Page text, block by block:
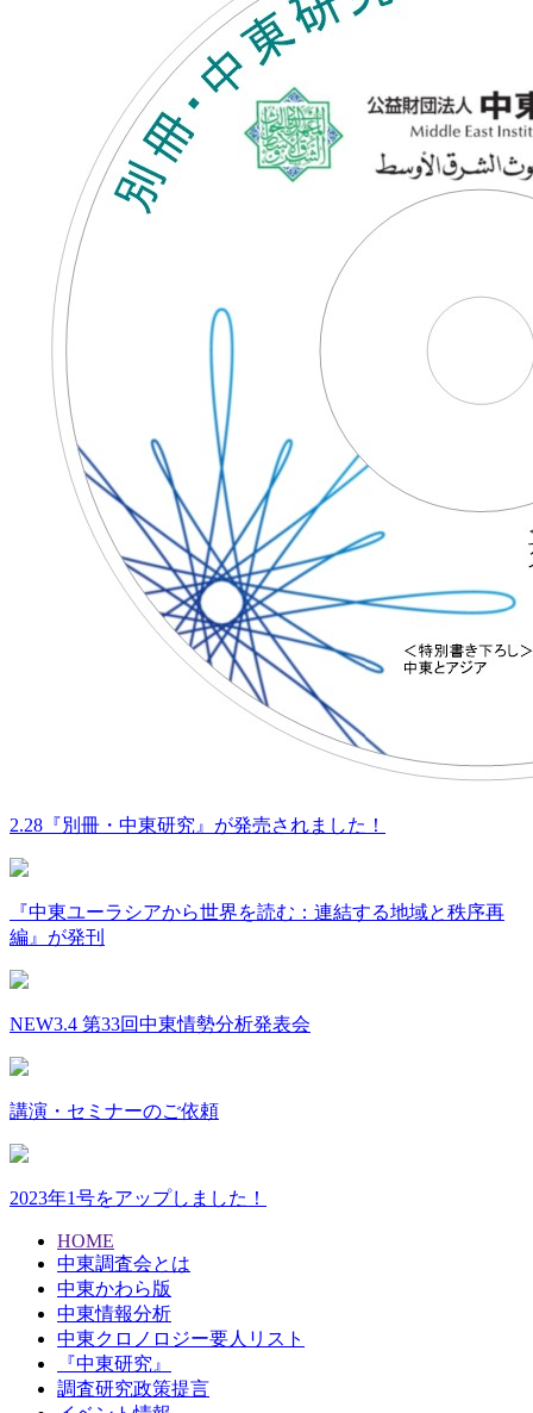
2.28『別冊・中東研究』が発売されました！
『中東ユーラシアから世界を読む：連結する地域と秩序再
編』が発刊
NEW3.4 第33回中東情勢分析発表会
講演・セミナーのご依頼
2023年1号をアップしました！
HOME
中東調査会とは
中東かわら版
中東情報分析
中東クロノロジー要人リスト
『中東研究』
調査研究政策提言